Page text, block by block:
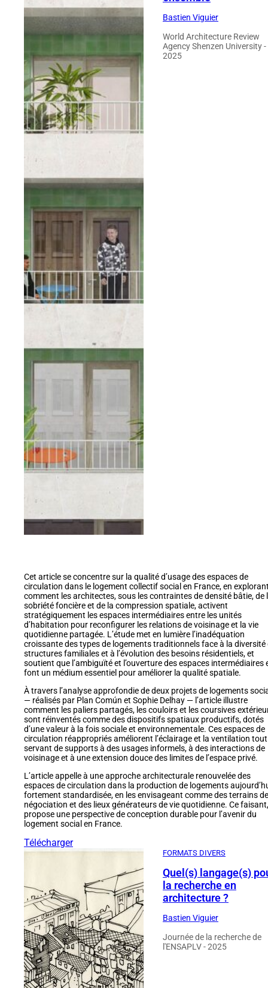
Bastien Viguier
World Architecture Review
Agency Shenzen University -
2025
Cet article se concentre sur la qualité d’usage des espaces de
circulation dans le logement collectif social en France, en
comment les architectes, sous les contraintes de densité bâtie, de
sobriété foncière et de la compression spatiale, activent
stratégiquement les espaces intermédiaires entre les unités
d’habitation pour reconfigurer les relations de voisinage et la vie
quotidienne partagée. L’étude met en lumière l’inadéquation
croissante des types de logements traditionnels face à la diversité
structures familiales et à l’évolution des besoins résidentiels, et
soutient que l’ambiguïté et l’ouverture des espaces intermédiaires
font un médium essentiel pour améliorer la qualité spatiale.
À travers l’analyse approfondie de deux projets de logements
— réalisés par Plan Común et Sophie Delhay — l’article illustre
comment les paliers partagés, les couloirs et les coursives
sont réinventés comme des dispositifs spatiaux productifs, dotés
d’une valeur à la fois sociale et environnementale. Ces espaces de
circulation réappropriés améliorent l’éclairage et la ventilation
servant de supports à des usages informels, à des interactions de
voisinage et à une extension douce des limites de l’espace privé.
L’article appelle à une approche architecturale renouvelée des
espaces de circulation dans la production de logements
fortement standardisée, en les envisageant comme des terrains de
négociation et des lieux générateurs de vie quotidienne. Ce
propose une perspective de conception durable pour l’avenir du
logement social en France.
Télécharger
FORMATS DIVERS
Quel(s) langage(s)
la recherche en
architecture ?
Bastien Viguier
Journée de la recherche de
l'ENSAPLV - 2025